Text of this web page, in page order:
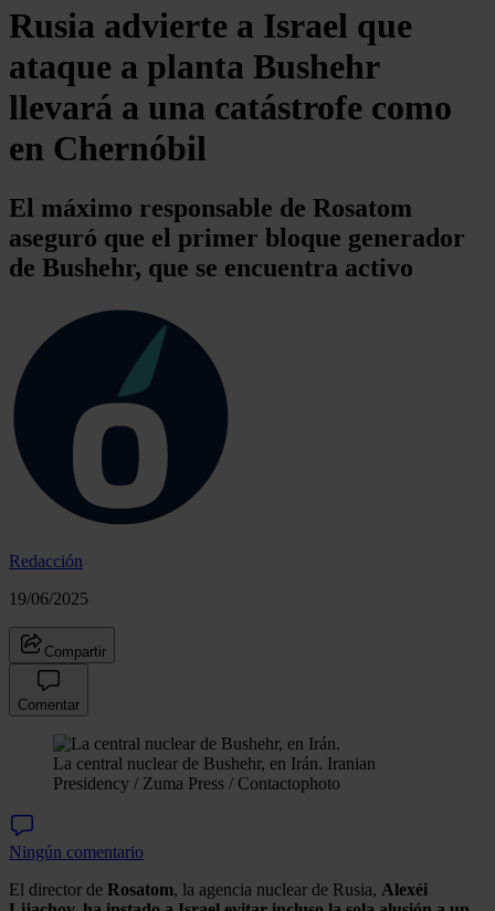
Rusia advierte a Israel que
ataque a planta Bushehr
llevará a una catástrofe como
en Chernóbil
El máximo responsable de Rosatom
aseguró que el primer bloque generador
de Bushehr, que se encuentra activo
Redacción
19/06/2025
Compartir
Comentar
La central nuclear de Bushehr, en Irán. Iranian
Presidency / Zuma Press / Contactophoto
Ningún comentario
El director de Rosatom, la agencia nuclear de Rusia, Alexéi